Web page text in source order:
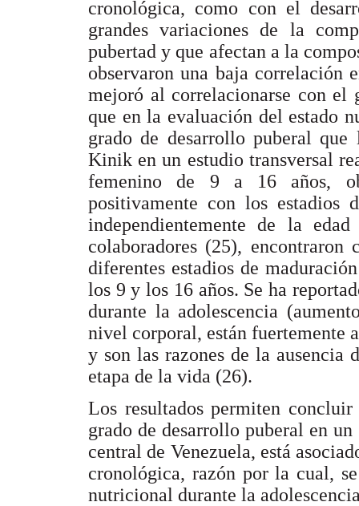
cronológica, como con el
grandes variaciones de la
pubertad y que afectan a la
observaron una baja correlación
mejoró al correlacionarse con el
que en la evaluación del estado
grado de desarrollo puberal
Kinik en un estudio transversal
femenino de 9 a 16 años,
positivamente con los estadios
independientemente de la
colaboradores (25),
diferentes estadios de
los 9 y los 16 años. Se ha
durante la adolescencia
nivel corporal, están fuertemente
y son las razones de la ausencia
etapa de la vida (26).
Los resultados permiten
grado de desarrollo puberal en
central de Venezuela, está
cronológica, razón por la cual,
nutricional durante la